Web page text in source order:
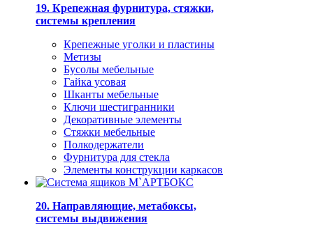
19. Крепежная фурнитура, стяжки,
системы крепления
Крепежные уголки и пластины
Метизы
Бусолы мебельные
Гайка усовая
Шканты мебельные
Ключи шестигранники
Декоративные элементы
Стяжки мебельные
Полкодержатели
Фурнитура для стекла
Элементы конструкции каркасов
20. Направляющие, метабоксы,
системы выдвижения